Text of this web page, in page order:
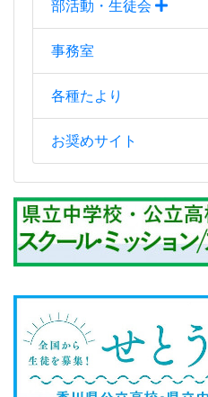
部活動・生徒会
事務室
各種たより
お奨めサイト